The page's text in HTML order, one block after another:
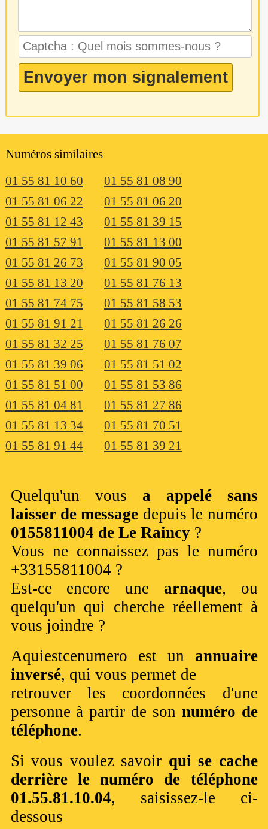
Numéros similaires
01 55 81 10 60
01 55 81 08 90
01 55 81 06 22
01 55 81 06 20
01 55 81 12 43
01 55 81 39 15
01 55 81 57 91
01 55 81 13 00
01 55 81 26 73
01 55 81 90 05
01 55 81 13 20
01 55 81 76 13
01 55 81 74 75
01 55 81 58 53
01 55 81 91 21
01 55 81 26 26
01 55 81 32 25
01 55 81 76 07
01 55 81 39 06
01 55 81 51 02
01 55 81 51 00
01 55 81 53 86
01 55 81 04 81
01 55 81 27 86
01 55 81 13 34
01 55 81 70 51
01 55 81 91 44
01 55 81 39 21
Quelqu'un vous a appelé sans
laisser de message depuis le numéro
0155811004 de Le Raincy?
Vous ne connaissez pas le numéro
+33155811004 ?
Est-ce encore une arnaque, ou
quelqu'un qui cherche réellement à
vous joindre ?
Aquiestcenumero est un annuaire
inversé, qui vous permet de
retrouver les coordonnées d'une
personne à partir de son numéro de
téléphone.
Si vous voulez savoir qui se cache
derrière le numéro de téléphone
01.55.81.10.04, saisissez-le ci-
dessous